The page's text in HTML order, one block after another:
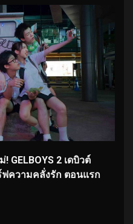
GELBOYS 2 เดบิวต์
ฟความคลั่งรัก ตอนแรก